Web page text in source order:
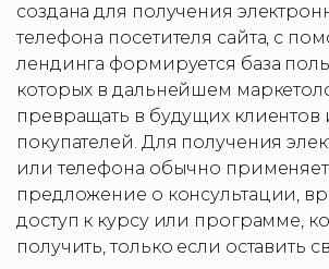
создана для получения
телефона посетителя сайта, с
лендинга формируется база
которых в дальнейшем
превращать в будущих клиентов
покупателей. Для получения
или телефона обычно
предложение о консультации,
доступ к курсу или программе,
получить, только если оставить